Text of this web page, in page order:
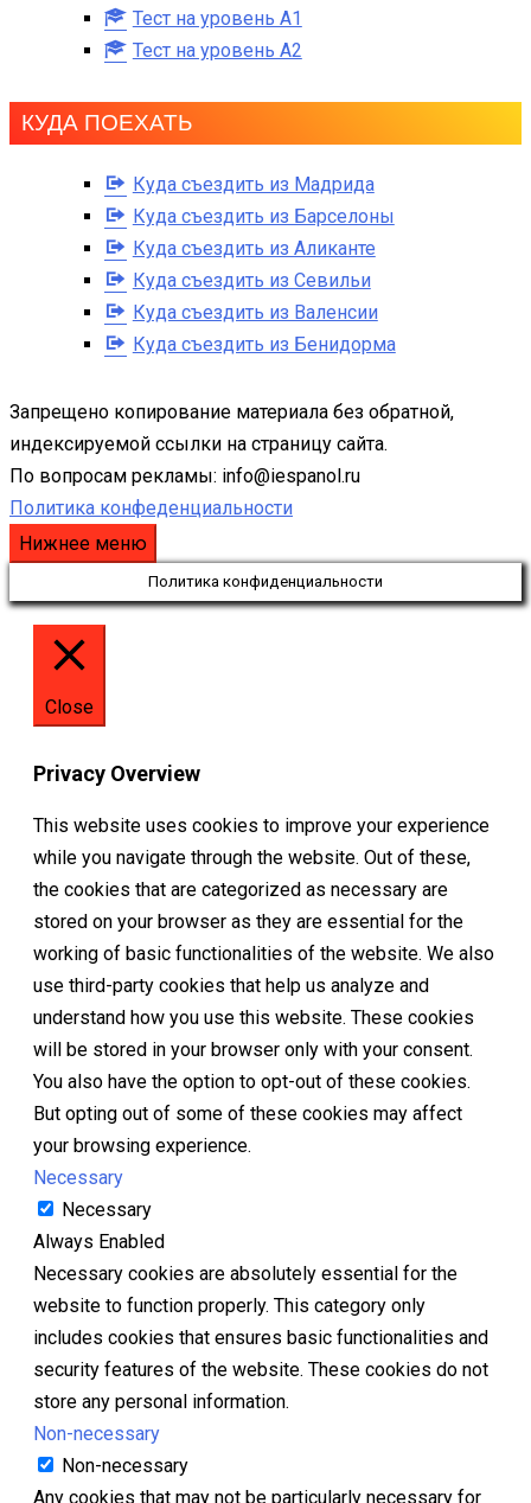
Тест на уровень A1
Тест на уровень A2
КУДА ПОЕХАТЬ
Куда съездить из Мадрида
Куда съездить из Барселоны
Куда съездить из Аликанте
Куда съездить из Севильи
Куда съездить из Валенсии
Куда съездить из Бенидорма
Запрещено копирование материала без обратной,
индексируемой ссылки на страницу сайта.
По вопросам рекламы: info@iespanol.ru
Политика конфеденциальности
Нижнее меню
Политика конфиденциальности
Close
Privacy Overview
This website uses cookies to improve your experience
while you navigate through the website. Out of these,
the cookies that are categorized as necessary are
stored on your browser as they are essential for the
working of basic functionalities of the website. We also
use third-party cookies that help us analyze and
understand how you use this website. These cookies
will be stored in your browser only with your consent.
You also have the option to opt-out of these cookies.
But opting out of some of these cookies may affect
your browsing experience.
Necessary
Necessary
Always Enabled
Necessary cookies are absolutely essential for the
website to function properly. This category only
includes cookies that ensures basic functionalities and
security features of the website. These cookies do not
store any personal information.
Non-necessary
Non-necessary
Any cookies that may not be particularly necessary for